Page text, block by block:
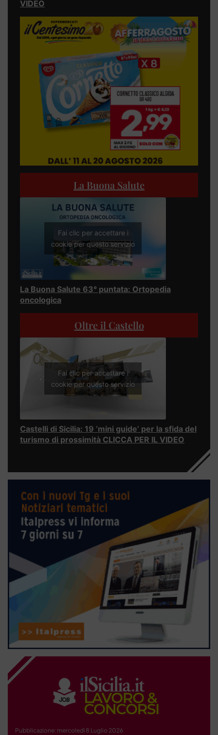
VIDEO
La Buona Salute
Fai clic per accettare i
cookie per questo servizio
La Buona Salute 63° puntata: Ortopedia
oncologica
Oltre il Castello
Fai clic per accettare i
cookie per questo servizio
Castelli di Sicilia: 19 ‘mini guide’ per la sfida del
turismo di prossimità CLICCA PER IL VIDEO
Pubblicazione: mercoledì 8 Luglio 2026